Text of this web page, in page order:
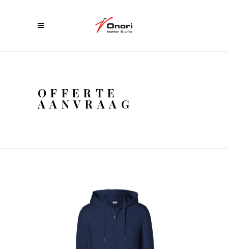
OFFERTE
AANVRAAG